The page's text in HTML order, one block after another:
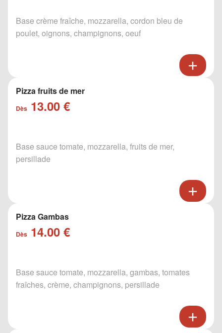
Base crème fraîche, mozzarella, cordon bleu de
poulet, oignons, champignons, oeuf
Pizza fruits de mer
Dès 13.00 €
Base sauce tomate, mozzarella, fruits de mer,
persillade
Pizza Gambas
Dès 14.00 €
Base sauce tomate, mozzarella, gambas, tomates
fraîches, crème, champignons, persillade